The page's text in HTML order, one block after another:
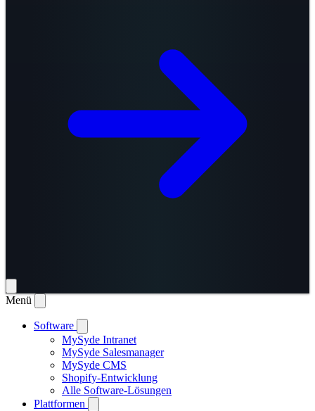
Menü
Software
MySyde Intranet
MySyde Salesmanager
MySyde CMS
Shopify-Entwicklung
Alle Software-Lösungen
Plattformen